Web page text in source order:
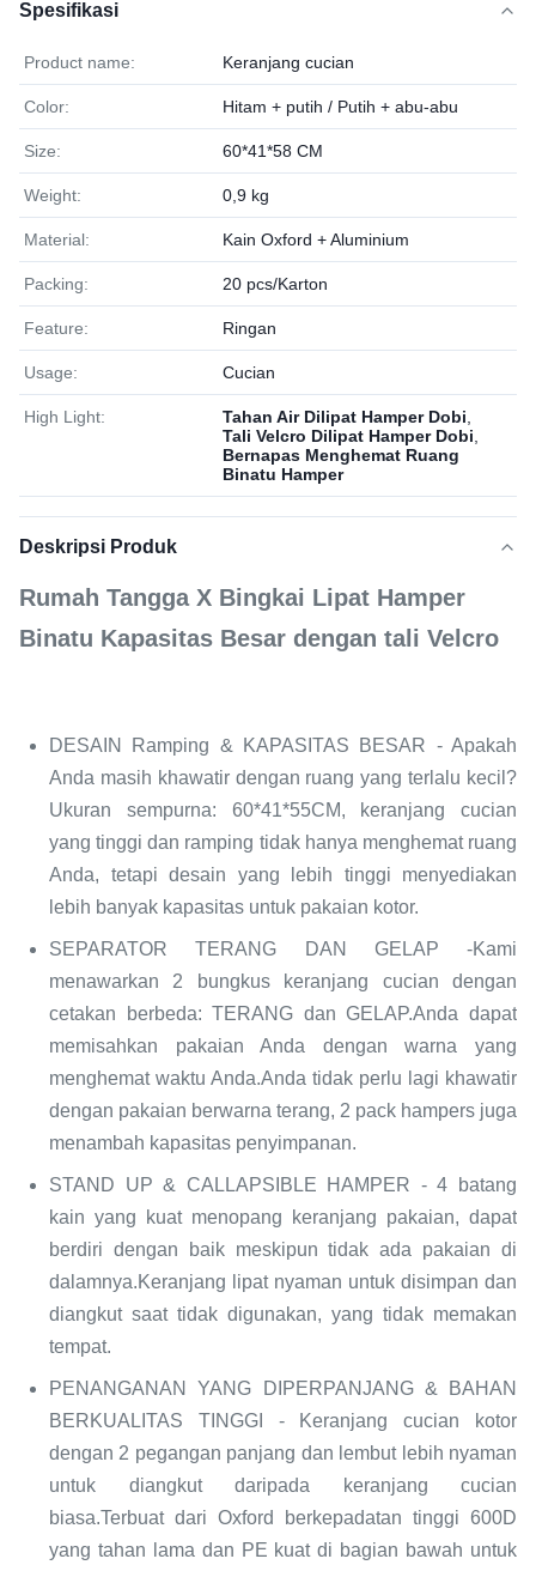
Spesifikasi
Product name: Keranjang cucian
Color: Hitam + putih / Putih + abu-abu
Size: 60*41*58 CM
Weight: 0,9 kg
Material: Kain Oxford + Aluminium
Packing: 20 pcs/Karton
Feature: Ringan
Usage: Cucian
High Light: Tahan Air Dilipat Hamper Dobi
Tali Velcro Dilipat Hamper Dobi
Bernapas Menghemat Ruang
Binatu Hamper
Deskripsi Produk
Rumah Tangga X Bingkai Lipat Hamper
Binatu Kapasitas Besar dengan tali Velcro
DESAIN Ramping & KAPASITAS BESAR - Apakah
Anda masih khawatir dengan ruang yang terlalu kecil?
Ukuran sempurna: 60*41*55CM, keranjang cucian
yang tinggi dan ramping tidak hanya menghemat ruang
Anda, tetapi desain yang lebih tinggi menyediakan
lebih banyak kapasitas untuk pakaian kotor.
SEPARATOR TERANG DAN GELAP -Kami
menawarkan 2 bungkus keranjang cucian dengan
cetakan berbeda: TERANG dan GELAP.Anda dapat
memisahkan pakaian Anda dengan warna yang
menghemat waktu Anda.Anda tidak perlu lagi khawatir
dengan pakaian berwarna terang, 2 pack hampers juga
menambah kapasitas penyimpanan.
STAND UP & CALLAPSIBLE HAMPER - 4 batang
kain yang kuat menopang keranjang pakaian, dapat
berdiri dengan baik meskipun tidak ada pakaian di
dalamnya.Keranjang lipat nyaman untuk disimpan dan
diangkut saat tidak digunakan, yang tidak memakan
tempat.
PENANGANAN YANG DIPERPANJANG & BAHAN
BERKUALITAS TINGGI - Keranjang cucian kotor
dengan 2 pegangan panjang dan lembut lebih nyaman
untuk diangkut daripada keranjang cucian
biasa.Terbuat dari Oxford berkepadatan tinggi 600D
yang tahan lama dan PE kuat di bagian bawah untuk